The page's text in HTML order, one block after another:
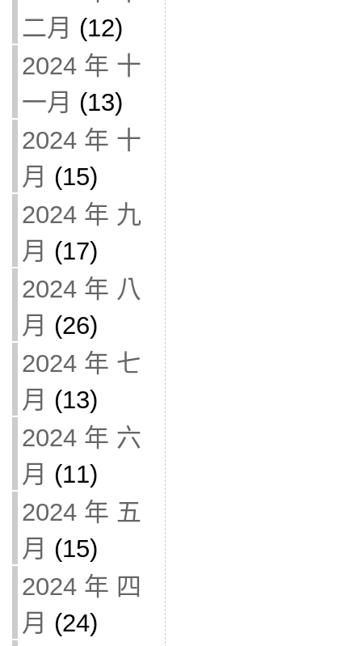
二月 (12)
2024 年 十
一月 (13)
2024 年 十
月 (15)
2024 年 九
月 (17)
2024 年 八
月 (26)
2024 年 七
月 (13)
2024 年 六
月 (11)
2024 年 五
月 (15)
2024 年 四
月 (24)